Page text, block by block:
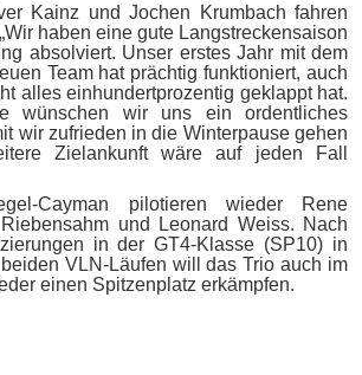
Kainz und Jochen Krumbach fahren
haben eine gute Langstreckensaison
absolviert. Unser erstes Jahr mit dem
Team hat prächtig funktioniert, auch
alles einhundertprozentig geklappt hat.
wünschen wir uns ein ordentliches
wir zufrieden in die Winterpause gehen
Zielankunft wäre auf jeden Fall
Cayman pilotieren wieder Rene
und Leonard Weiss. Nach
in der GT4-Klasse (SP10) in
VLN-Läufen will das Trio auch im
einen Spitzenplatz erkämpfen.